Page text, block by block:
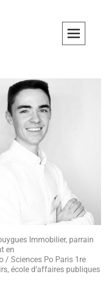
Immobilier, parrain
en
/ Sciences Po Paris 1re
école d’affaires publiques